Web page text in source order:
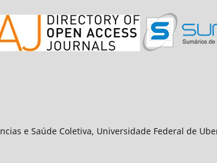
e Saúde Coletiva, Universidade Federal de